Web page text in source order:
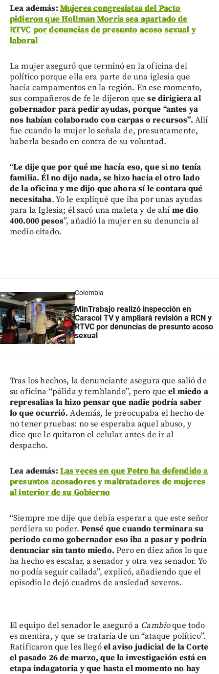
Lea además: Mujeres congresistas del Pacto
pidieron que Hollman Morris sea apartado de
RTVC por denuncias de presunto acoso sexual y
laboral
La mujer aseguró que terminó en la oficina del
político porque ella era parte de una iglesia que
hacía campamentos en la región. En ese momento,
sus compañeros de fe le dijeron quese dirigiera al
gobernador para pedir ayudas, porque “antes ya
nos habían colaborado con carpas o recursos”. Allí
fue cuando la mujer lo señala de, presuntamente,
haberla besado en contra de su voluntad.
“Le dije que por qué me hacía eso, que si no tenía
familia. Él no dijo nada, se hizo hacia el otro lado
de la oficina y me dijo que ahora sí le contara qué
necesitaba. Yo le expliqué que iba por unas ayudas
para la Iglesia; él sacó una maleta y de ahí me dio
400.000 pesos”, añadió la mujer en su denuncia al
medio citado.
Colombia
MinTrabajo realizó inspección en
Caracol TV y ampliará revisión a RCN y
RTVC por denuncias de presunto acoso
sexual
Tras los hechos, la denunciante asegura que salió de
su oficina “pálida y temblando”, pero que el miedo a
represalias la hizo pensar que nadie podría saber
lo que ocurrió. Además, le preocupaba el hecho de
no tener pruebas: no se esperaba aquel abuso, y
dice que le quitaron el celular antes de ir al
despacho.
Lea además: Las veces en que Petro ha defendido a
presuntos acosadores y maltratadores de mujeres
al interior de su Gobierno
“Siempre me dije que debía esperar a que este señor
perdiera su poder. Pensé que cuando terminara su
periodo como gobernador eso iba a pasar y podría
denunciar sin tanto miedo.Pero en diez años lo que
ha hecho es escalar, a senador y otra vez senador. Yo
no podía seguir callada”, explicó, añadiendo que el
episodio le dejó cuadros de ansiedad severos.
El equipo del senador le aseguró a Cambioque todo
es mentira, y que se trataría de un “ataque político”.
Ratificaron que les llegóel aviso judicial de la Corte
el pasado 26 de marzo, que la investigación está en
etapa indagatoria y que hasta el momento no hay